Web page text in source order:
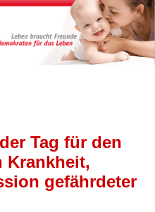
Tag für den
Krankheit,
gefährdeter